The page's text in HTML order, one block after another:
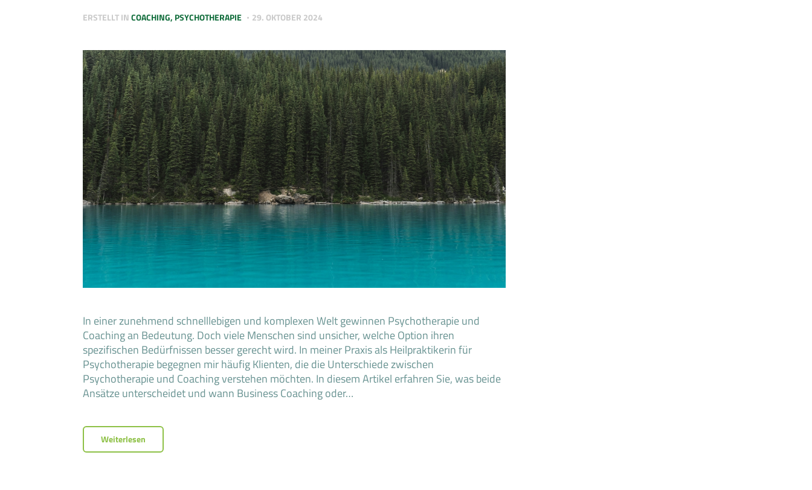
ERSTELLT INCOACHING, PSYCHOTHERAPIE 29. OKTOBER 2024
In einer zunehmend schnelllebigen und komplexen Welt gewinnen Psychotherapie und
Coaching an Bedeutung. Doch viele Menschen sind unsicher, welche Option ihren
spezifischen Bedürfnissen besser gerecht wird. In meiner Praxis als Heilpraktikerin für
Psychotherapie begegnen mir häufig Klienten, die die Unterschiede zwischen
Psychotherapie und Coaching verstehen möchten. In diesem Artikel erfahren Sie, was beide
Ansätze unterscheidet und wann Business Coaching oder…
Weiterlesen